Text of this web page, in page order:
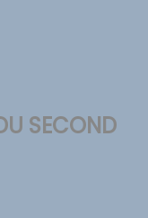
SECOND